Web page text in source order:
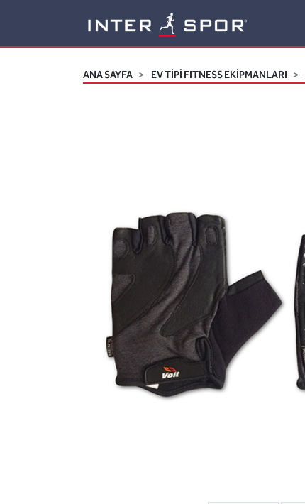
ANA SAYFA EV TİPİ FITNESS EKİPMANLARI